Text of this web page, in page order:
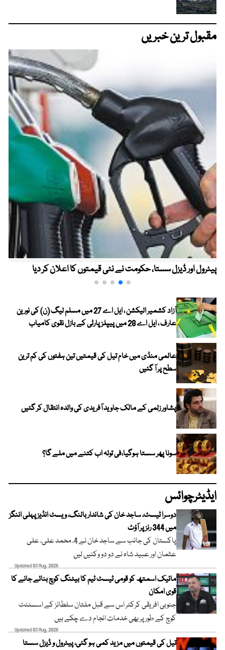
مقبول ترین خبریں
پیٹرول اور ڈیزل سستا، حکومت نے نئی قیمتوں کا اعلان کر دیا
آزاد کشمیر الیکشن ، ایل اے 27 میں مسلم لیگ (ن) کی نورین
عارف ، ایل اے 28 میں پیپلز پارٹی کے بازل نقوی کامیاب
عالمی منڈی میں خام تیل کی قیمتیں تین ہفتوں کی کم ترین
سطح پر آ گئیں
پشاور زلمی کے مالک جاوید آفریدی کی والدہ انتقال کر گئیں
سونا پھر سستا ہوگیا،فی تولہ اب کتنے میں ملے گا؟
ایڈیٹرچوائس
دوسرا ٹیسٹ، ساجد خان کی شاندار بالنگ، ویسٹ انڈیز پہلی اننگز
میں 344 رنز پر آؤٹ
پاکستان کی جانب سے ساجد خان نے 4، محمد علی، علی
عثمان اور عبید شاہ نے دو دو وکٹیں لیں
Updated 03 Aug, 2026
مائیک اسمتھ کو قومی ٹیسٹ ٹیم کا بیٹنگ کوچ بنائے جانے کا
قوی امکان
جنوبی افریقی کرکٹر اس سے قبل ملتان سلطانز کے اسسٹنٹ
کوچ کے طور پر بھی خدمات انجام دے چکے ہیں
Updated 03 Aug, 2026
تیل کی قیمتوں میں مزید کمی ہو گئی، پیٹرول و ڈیزل سستا